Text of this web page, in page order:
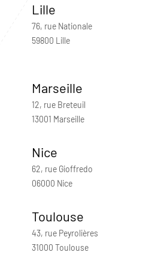
Lille
76, rue Nationale
59800 Lille
Marseille
12, rue Breteuil
13001 Marseille
Nice
62, rue Gioffredo
06000 Nice
Toulouse
43, rue Peyrolières
31000 Toulouse